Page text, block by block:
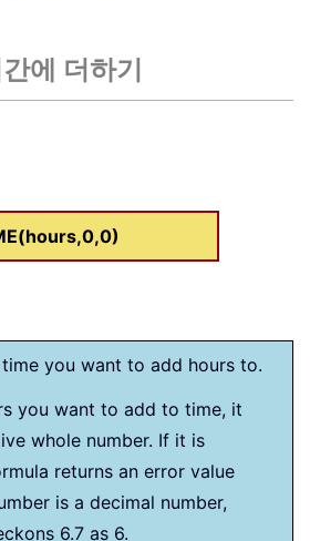
에 더하기
you want to add hours to.
you want to add to time, it
whole number. If it is
returns an error value
is a decimal number,
6.7 as 6.